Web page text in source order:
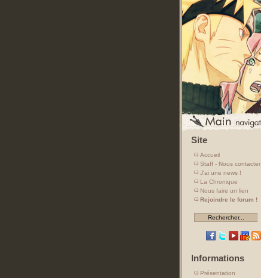
Site
Accueil
Staff - Nous contacter
J'ai une news !
La Chronique
Nous faire un lien
Rejoindre le forum !
Informations
Présentation